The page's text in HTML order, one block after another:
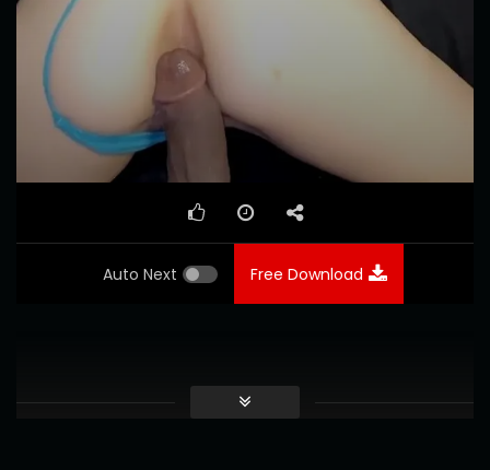
Auto Next Free Download